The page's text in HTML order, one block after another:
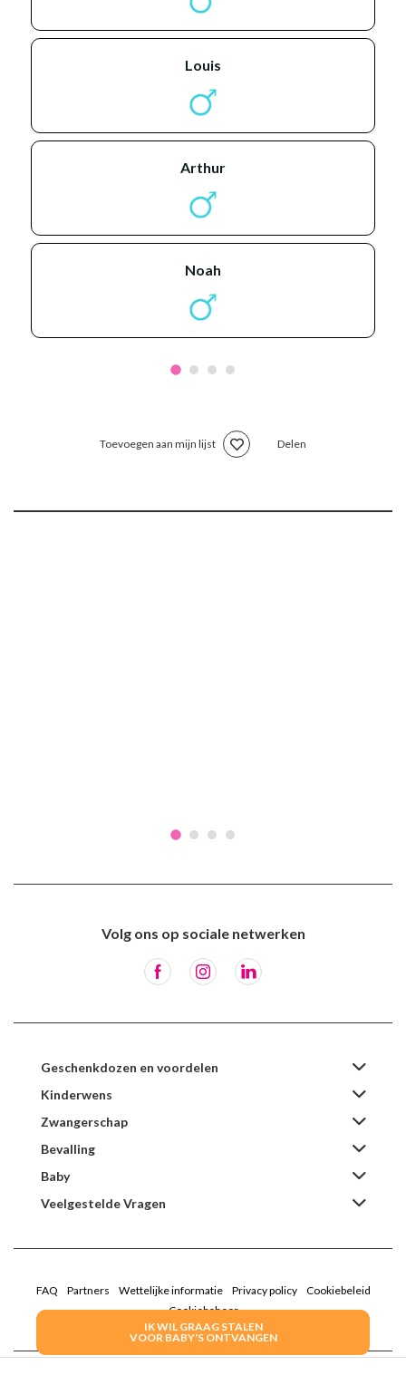
IK WIL GRAAG STALEN
VOOR BABY'S ONTVANGEN
louis
arthur
noah
Toevoegen aan mijn lijst Delen
Volg ons op sociale netwerken
Geschenkdozen en voordelen
Kinderwens
Zwangerschap
Bevalling
Baby
Veelgestelde Vragen
FAQ Partners Wettelijke informatie Privacy policy
Cookiebeleid
Cookiebeheer